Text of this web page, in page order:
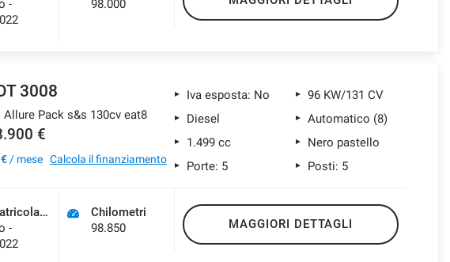
-
98.000
3008
Allure Pack s&s 130cv eat8
€
/ mese Calcola il finanziamento
Iva esposta: No
96 KW/131 CV
Diesel
Automatico (8)
1.499 cc
Nero pastello
Porte: 5
Posti: 5
Immatricolazione
-
Chilometri
98.850
MAGGIORI DETTAGLI